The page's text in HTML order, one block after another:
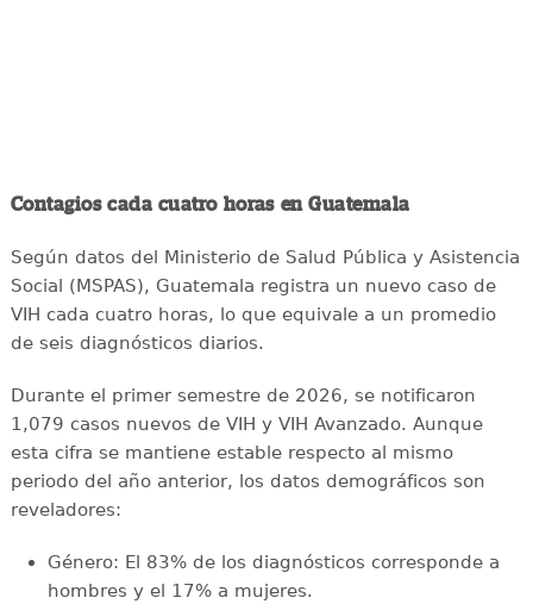
Contagios cada cuatro horas en Guatemala
Según datos del Ministerio de Salud Pública y Asistencia
Social (MSPAS), Guatemala registra un nuevo caso de
VIH cada cuatro horas, lo que equivale a un promedio
de seis diagnósticos diarios.
Durante el primer semestre de 2026, se notificaron
1,079 casos nuevos de VIH y VIH Avanzado. Aunque
esta cifra se mantiene estable respecto al mismo
periodo del año anterior, los datos demográficos son
reveladores:
Género: El 83% de los diagnósticos corresponde a
hombres y el 17% a mujeres.